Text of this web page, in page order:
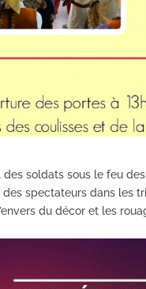
des soldats sous le feu
spectateurs dans les
du décor et les